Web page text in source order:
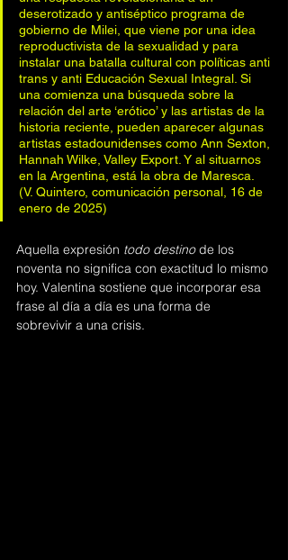
deserotizado y antiséptico programa de
gobierno de Milei, que viene por una idea
reproductivista de la sexualidad y para
instalar una batalla cultural con políticas anti
trans y anti Educación Sexual Integral. Si
una comienza una búsqueda sobre la
relación del arte ‘erótico’ y las artistas de la
historia reciente, pueden aparecer algunas
artistas estadounidenses como Ann Sexton,
Hannah Wilke, Valley Export. Y al situarnos
en la Argentina, está la obra de Maresca.
(V. Quintero, comunicación personal, 16 de
enero de 2025)
Aquella expresión todo destino de los
noventa no significa con exactitud lo mismo
hoy. Valentina sostiene que incorporar esa
frase al día a día es una forma de
sobrevivir a una crisis.